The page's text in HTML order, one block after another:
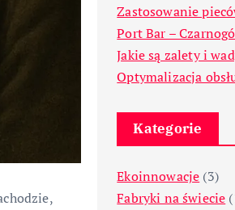
Zastosowanie
Port Bar –
Jakie są zalety i
Optymalizacja
Kategorie
Ekoinnowacje (3)
Fabryki na świecie